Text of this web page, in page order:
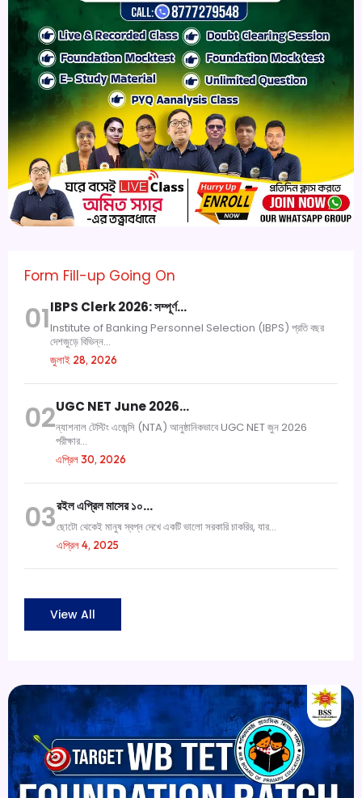
Form Fill-up Going On
01IBPS Clerk 2026: সম্পূর্ণ…
Institute of Banking Personnel Selection (IBPS) প্রতি বছর
দেশজুড়ে বিভিন্ন...
জুলাই 28, 2026
02UGC NET June 2026…
ন্যাশনাল টেস্টিং এজেন্সি (NTA) আনুষ্ঠানিকভাবে UGC NET জুন 2026
পরীক্ষার...
এপ্রিল 30, 2026
03রইল এপ্রিল মাসের ১০…
ছোটো থেকেই মানুষ স্বপ্ন দেখে একটি ভালো সরকারি চাকরির, যার...
এপ্রিল 4, 2025
View All